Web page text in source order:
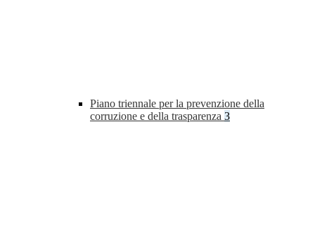
Piano triennale per la prevenzione della
corruzione e della trasparenza 3